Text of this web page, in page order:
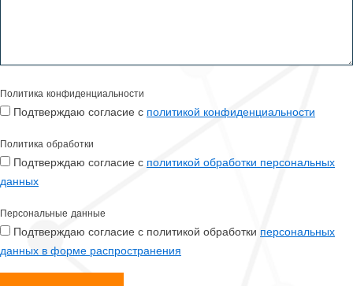
Политика конфиденциальности
Подтверждаю согласие с политикой конфиденциальности
Политика обработки
Подтверждаю согласие с политикой обработки персональных
данных
Персональные данные
Подтверждаю согласие с политикой обработки персональных
данных в форме распространения